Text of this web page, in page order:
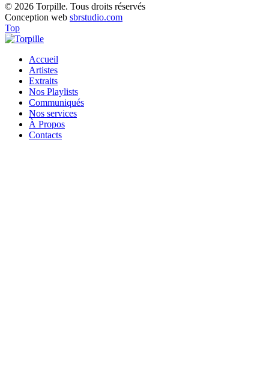
© 2026 Torpille. Tous droits réservés
Conception web sbrstudio.com
Top
Accueil
Artistes
Extraits
Nos Playlists
Communiqués
Nos services
À Propos
Contacts